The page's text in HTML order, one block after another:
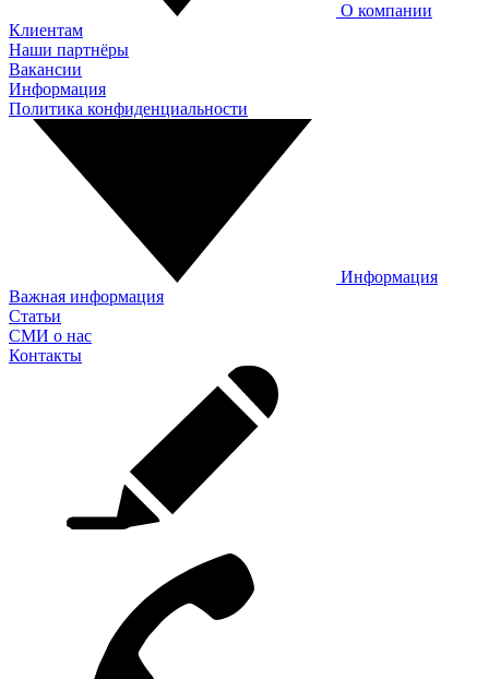
О компании
Клиентам
Наши партнёры
Вакансии
Информация
Политика конфиденциальности
Информация
Важная информация
Статьи
СМИ о нас
Контакты